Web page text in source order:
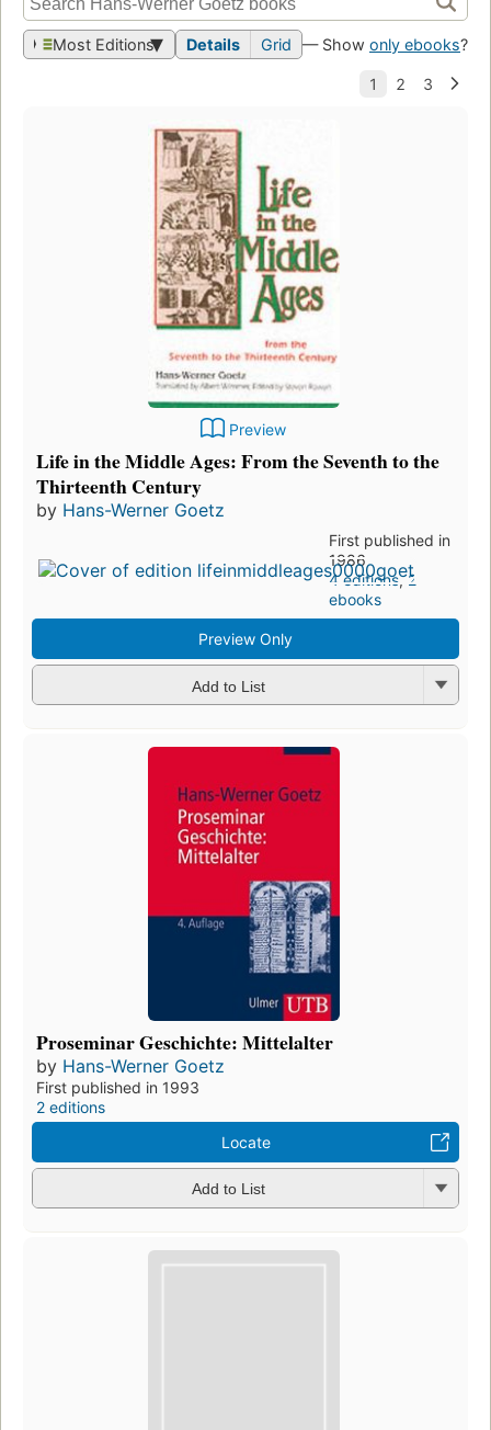
Most Editions Details Grid — Show only ebooks?
Preview
Life in the Middle Ages: From the Seventh to the
Thirteenth Century
by Hans-Werner Goetz
First published in
1986
4 editions,2
ebooks
Preview Only
Add to List
Proseminar Geschichte: Mittelalter
by Hans-Werner Goetz
First published in 1993
2 editions
Locate
Add to List